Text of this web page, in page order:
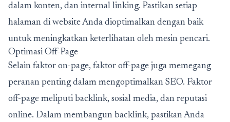
dalam konten, dan internal linking. Pastikan setiap
halaman di website Anda dioptimalkan dengan baik
untuk meningkatkan keterlihatan oleh mesin pencari.
Optimasi Off-Page
Selain faktor on-page, faktor off-page juga memegang
peranan penting dalam mengoptimalkan SEO. Faktor
off-page meliputi backlink, sosial media, dan reputasi
online. Dalam membangun backlink, pastikan Anda